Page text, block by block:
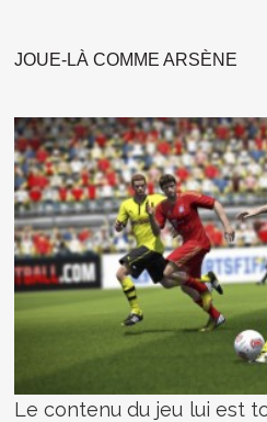
JOUE-LÀ COMME ARSÈNE
Le contenu du jeu lui est